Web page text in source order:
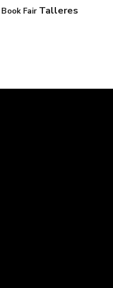
Fair Talleres